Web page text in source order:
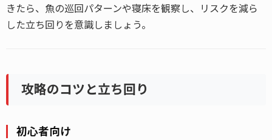
きたら、魚の巡回パターンや寝床を観察し、リスクを減ら
した立ち回りを意識しましょう。
攻略のコツと立ち回り
初心者向け